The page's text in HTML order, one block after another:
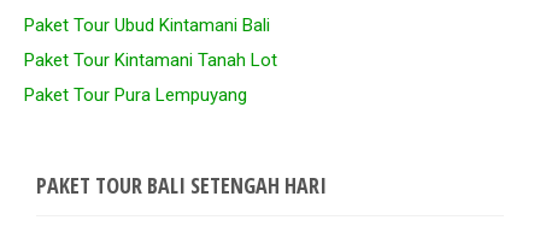
Paket Tour Ubud Kintamani Bali
Paket Tour Kintamani Tanah Lot
Paket Tour Pura Lempuyang
PAKET TOUR BALI SETENGAH HARI